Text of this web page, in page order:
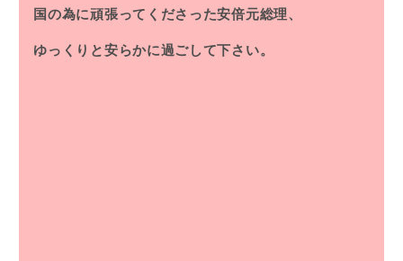
国の為に頑張ってくださった安倍元総理、
ゆっくりと安らかに過ごして下さい。